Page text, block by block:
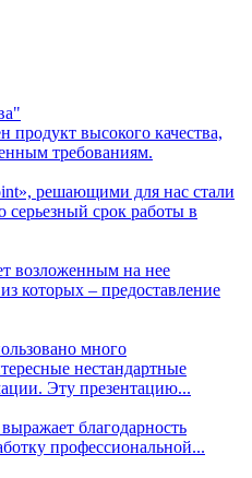
продукт высокого качества,
требованиям.
решающими для нас стали
срок работы в
возложенным на нее
которых – предоставление
много
нестандартные
Эту презентацию...
благодарность
профессиональной...